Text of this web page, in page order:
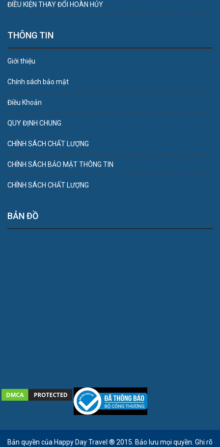
ĐIỀU KIỆN THAY ĐỔI HOÀN HỦY
THÔNG TIN
Giới thiệu
Chính sách bảo mật
Điều Khoản
QUY ĐỊNH CHUNG
CHÍNH SÁCH CHẤT LƯỢNG
CHÍNH SÁCH BẢO MẬT THÔNG TIN
CHÍNH SÁCH CHẤT LƯỢNG
BẢN ĐỒ
Bản quyền của Happy Day Travel ® 2015. Bảo lưu mọi quyền. Ghi rõ